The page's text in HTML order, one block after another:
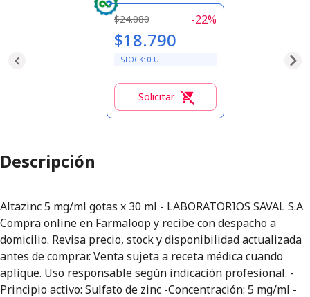
$24.080 -22%
$18.790
STOCK: 0 U.
Solicitar
Descripción
Altazinc 5 mg/ml gotas x 30 ml - LABORATORIOS SAVAL S.A
Compra online en Farmaloop y recibe con despacho a
domicilio. Revisa precio, stock y disponibilidad actualizada
antes de comprar. Venta sujeta a receta médica cuando
aplique. Uso responsable según indicación profesional. -
Principio activo: Sulfato de zinc -Concentración: 5 mg/ml -